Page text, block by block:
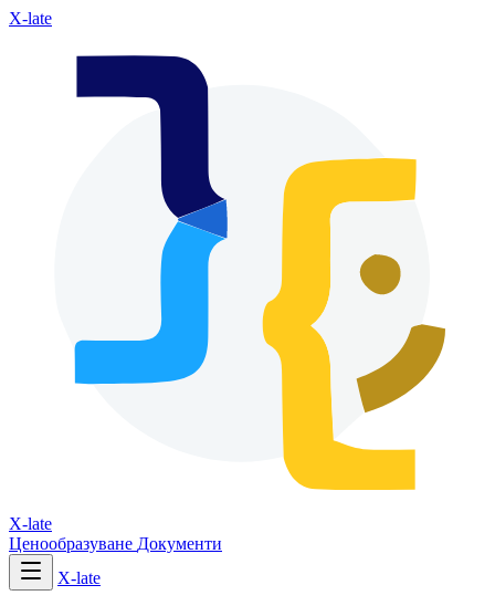
X-late
X-late
Ценообразуване Документи
X-late